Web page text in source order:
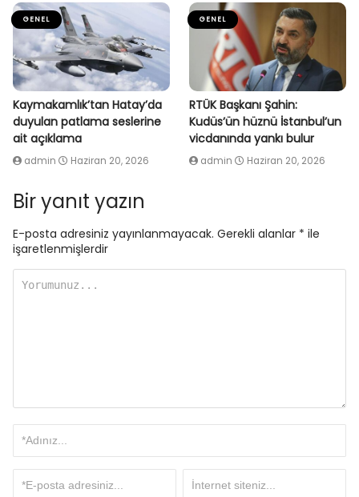
GENEL
Kaymakamlık’tan Hatay’da
duyulan patlama seslerine
ait açıklama
admin Haziran 20, 2026
GENEL
RTÜK Başkanı Şahin:
Kudüs’ün hüznü İstanbul’un
vicdanında yankı bulur
admin Haziran 20, 2026
Bir yanıt yazın
E-posta adresiniz yayınlanmayacak. Gerekli alanlar * ile
işaretlenmişlerdir